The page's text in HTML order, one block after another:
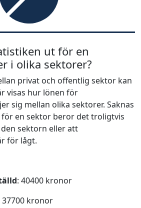
ut för en
i olika sektorer?
privat och offentlig sektor kan
visas hur lönen för
sig mellan olika sektorer. Saknas
en sektor beror det troligtvis
sektorn eller att
för lågt.
: 40400 kronor
37700 kronor